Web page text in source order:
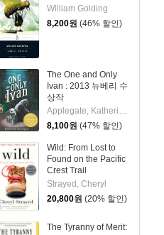
William Golding
8,200원 (46% 할인)
The One and Only
Ivan : 2013 뉴베리 수
상작
Applegate, Katherine / Castelao, Patricia
8,100원 (47% 할인)
Wild: From Lost to
Found on the Pacific
Crest Trail
Strayed, Cheryl
20,800원 (20% 할인)
The Tyranny of Merit: